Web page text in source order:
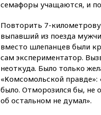
семафоры учащаются, и
Повторить 7-
выпавший из поезда
вместо шлепанцев были
сам экспериментатор.
неоткуда. Было только
«Комсомольской
было. Отморозился бы, не
об остальном не думал».